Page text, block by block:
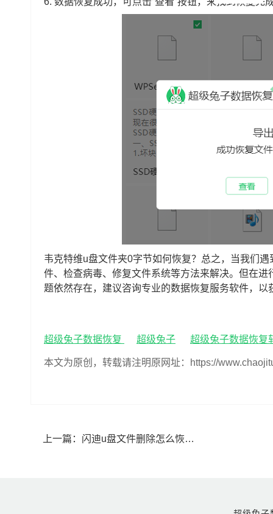
韦克特维u盘文件夹0字节如何恢复？总之，当我们
件、检查病毒、修复文件系统等方法来解决。但在
题依然存在，建议咨询专业的数据恢复服务软件，以
超级兔子数据恢复 超级兔子 超级兔子数据恢复
本文为原创，转载请注明原网址：https://
上一篇： 闪迪u盘文件删除怎么恢复,闪迪u盘数据恢复教程